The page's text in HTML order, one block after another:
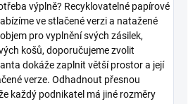
výplně? Recyklovatelné papírové
ve stlačené verzi a natažené
pro vyplnění svých zásilek,
košů, doporučujeme zvolit
dokáže zaplnit větší prostor a její
verze. Odhadnout přesnou
každý podnikatel má jiné rozměry